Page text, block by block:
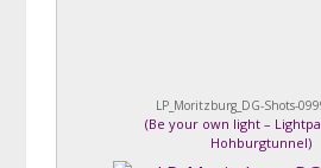
LP_Moritzburg_DG-Shots-
(Be your own light –
Hohburgtunnel)